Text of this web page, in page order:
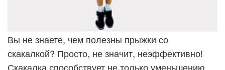
Вы не знаете, чем полезны прыжки со
скакалкой? Просто, не значит, неэффективно!
Скакалка способствует не только уменьшению